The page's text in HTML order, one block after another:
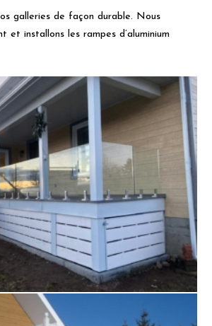
galleries de façon durable. Nous
et installons les rampes d’aluminium